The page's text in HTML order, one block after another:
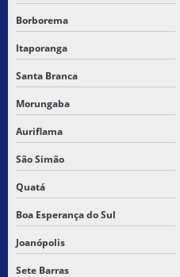
Borborema
Itaporanga
Santa Branca
Morungaba
Auriflama
São Simão
Quatá
Boa Esperança do Sul
Joanópolis
Sete Barras